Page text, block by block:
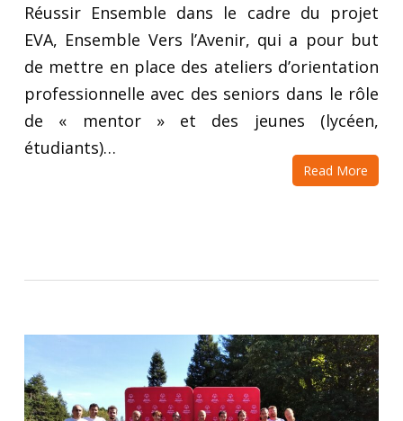
Réussir Ensemble dans le cadre du projet
EVA, Ensemble Vers l’Avenir, qui a pour but
de mettre en place des ateliers d’orientation
professionnelle avec des seniors dans le rôle
de « mentor » et des jeunes (lycéen,
étudiants)…
Read More